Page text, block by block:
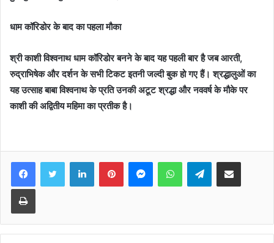
धाम कॉरिडोर के बाद का पहला मौका
श्री काशी विश्वनाथ धाम कॉरिडोर बनने के बाद यह पहली बार है जब आरती,
रुद्राभिषेक और दर्शन के सभी टिकट इतनी जल्दी बुक हो गए हैं। श्रद्धालुओं का
यह उत्साह बाबा विश्वनाथ के प्रति उनकी अटूट श्रद्धा और नववर्ष के मौके पर
काशी की अद्वितीय महिमा का प्रतीक है।
FacebookTwitter LinkedInPinterestMessengerWhatsAppTelegramShare via Email
Print